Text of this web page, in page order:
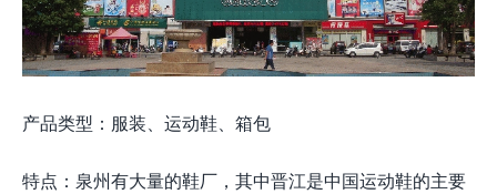
产品类型：服装、运动鞋、箱包
特点：泉州有大量的鞋厂，其中晋江是中国运动鞋的主要